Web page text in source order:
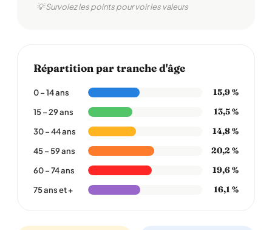
💡 Survolez les points pour voir les valeurs
Répartition par tranche d'âge
0 – 14 ans 15,9 %
15 – 29 ans 13,5 %
30 – 44 ans 14,8 %
45 – 59 ans 20,2 %
60 – 74 ans 19,6 %
75 ans et + 16,1 %